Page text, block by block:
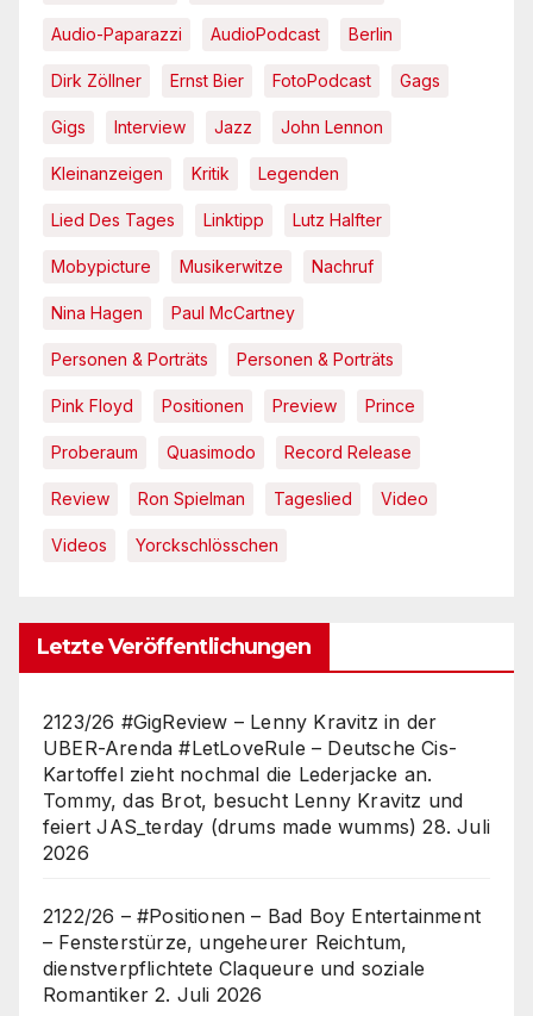
Audio-Paparazzi AudioPodcast Berlin
Dirk Zöllner Ernst Bier FotoPodcast Gags
Gigs Interview Jazz John Lennon
Kleinanzeigen Kritik Legenden
Lied Des Tages Linktipp Lutz Halfter
Mobypicture Musikerwitze Nachruf
Nina Hagen Paul McCartney
Personen & Porträts Personen & Porträts
Pink Floyd Positionen Preview Prince
Proberaum Quasimodo Record Release
Review Ron Spielman Tageslied Video
Videos Yorckschlösschen
Letzte Veröffentlichungen
2123/26 #GigReview – Lenny Kravitz in der
UBER-Arenda #LetLoveRule – Deutsche Cis-
Kartoffel zieht nochmal die Lederjacke an.
Tommy, das Brot, besucht Lenny Kravitz und
feiert JAS_terday (drums made wumms) 28. Juli
2026
2122/26 – #Positionen – Bad Boy Entertainment
– Fensterstürze, ungeheurer Reichtum,
dienstverpflichtete Claqueure und soziale
Romantiker 2. Juli 2026